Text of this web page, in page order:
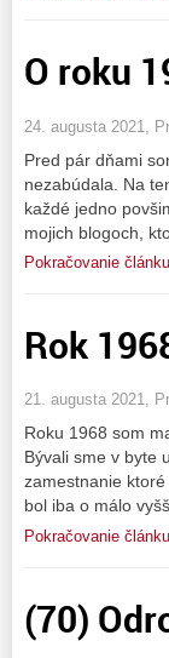
O roku
24. augusta 2021,
Pred pár dňami
nezabúdala. Na
každé jedno
mojich blogoch,
Pokračovanie článku
Rok
21. augusta 2021,
Roku 1968 som
Bývali sme v byte
zamestnanie
bol iba o málo
Pokračovanie článku
(70)